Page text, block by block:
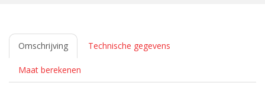
Omschrijving Technische gegevens
Maat berekenen